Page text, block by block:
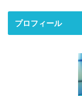
プロフィール